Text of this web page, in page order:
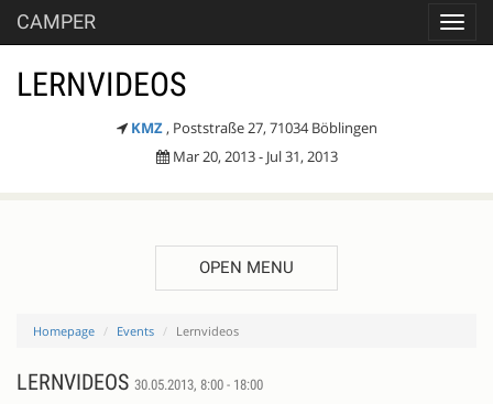
CAMPER
LERNVIDEOS
KMZ , Poststraße 27, 71034 Böblingen
Mar 20, 2013 - Jul 31, 2013
OPEN MENU
Homepage Events Lernvideos
LERNVIDEOS 30.05.2013, 8:00 - 18:00